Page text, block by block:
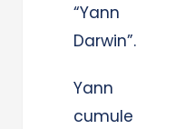
“Yann
Darwin”.
Yann
cumule